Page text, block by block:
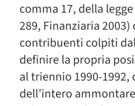
comma 17, della
289, Finanziaria 2003)
contribuenti colpiti
definire la propria
al triennio 1990-1992,
dell’intero